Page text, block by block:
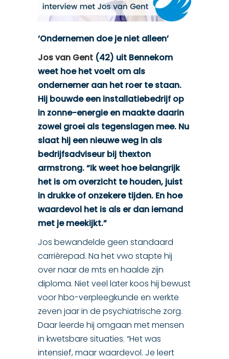
‘Ondernemen doe je niet alleen’
Jos van Gent (42) uit Bennekom
weet hoe het voelt om als
ondernemer aan het roer te staan.
Hij bouwde een installatiebedrijf op
in zonne-energie en maakte daarin
zowel groei als tegenslagen mee. Nu
slaat hij een nieuwe weg in als
bedrijfsadviseur bij thexton
armstrong. “Ik weet hoe belangrijk
het is om overzicht te houden, juist
in drukke of onzekere tijden. En hoe
waardevol het is als er dan iemand
met je meekijkt.”
Jos bewandelde geen standaard
carrièrepad. Na het vwo stapte hij
over naar de mts en haalde zijn
diploma. Niet veel later koos hij bewust
voor hbo-verpleegkunde en werkte
zeven jaar in de psychiatrische zorg.
Daar leerde hij omgaan met mensen
in kwetsbare situaties. “Het was
intensief, maar waardevol. Je leert